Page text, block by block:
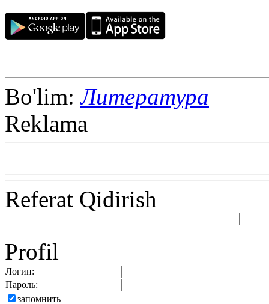
Bo'lim:Литература
Reklama
Referat Qidirish
Profil
Логин:
Пароль:
запомнить